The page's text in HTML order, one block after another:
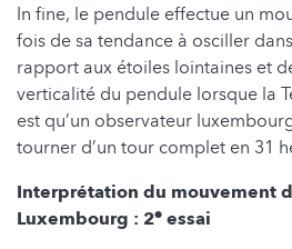
In fine, le pendule effectue un
fois de sa tendance à osciller
rapport aux étoiles lointaines et
verticalité du pendule lorsque la
est qu’un observateur
tourner d’un tour complet en 31
Interprétation du mouvement
Luxembourg : 2e essai